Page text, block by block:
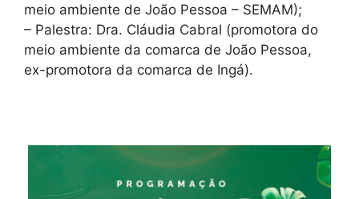
meio ambiente de João Pessoa – SEMAM);
– Palestra: Dra. Cláudia Cabral (promotora do
meio ambiente da comarca de João Pessoa,
ex-promotora da comarca de Ingá).